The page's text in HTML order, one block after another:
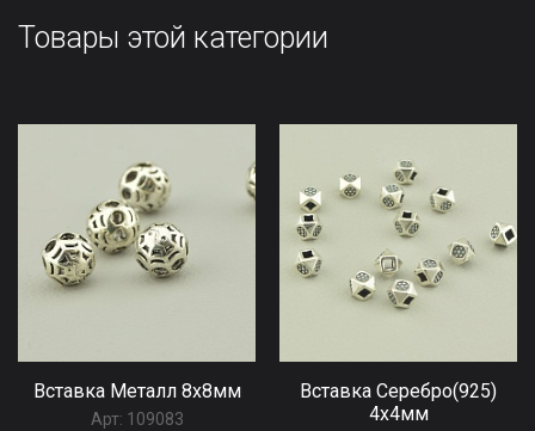
Товары этой категории
Вставка Металл 8x8мм
Арт: 109083
Вставка Серебро(925)
4x4мм